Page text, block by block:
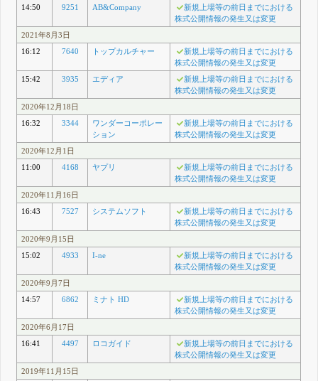
14:50
9251 AB&Company
新規上場等の前日までにおける
株式公開情報の発生又は変更
2021年8月3日
16:12
7640 トップカルチャー
新規上場等の前日までにおける
株式公開情報の発生又は変更
15:42
3935 エディア
新規上場等の前日までにおける
株式公開情報の発生又は変更
2020年12月18日
16:32
3344
ワンダーコーポレー
ション
新規上場等の前日までにおける
株式公開情報の発生又は変更
2020年12月1日
11:00
4168 ヤプリ
新規上場等の前日までにおける
株式公開情報の発生又は変更
2020年11月16日
16:43
7527 システムソフト
新規上場等の前日までにおける
株式公開情報の発生又は変更
2020年9月15日
15:02
4933 I-ne
新規上場等の前日までにおける
株式公開情報の発生又は変更
2020年9月7日
14:57
6862 ミナト HD
新規上場等の前日までにおける
株式公開情報の発生又は変更
2020年6月17日
16:41
4497 ロコガイド
新規上場等の前日までにおける
株式公開情報の発生又は変更
2019年11月15日